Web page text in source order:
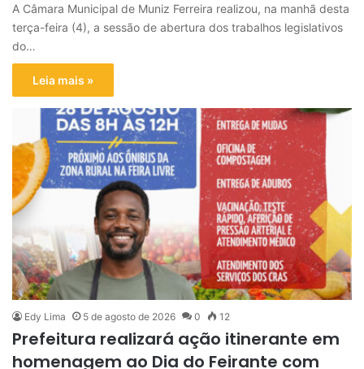
A Câmara Municipal de Muniz Ferreira realizou, na manhã desta
terça-feira (4), a sessão de abertura dos trabalhos legislativos
do…
Leia mais »
Edy Lima 5 de agosto de 2026 0 12
Prefeitura realizará ação itinerante em
homenagem ao Dia do Feirante com